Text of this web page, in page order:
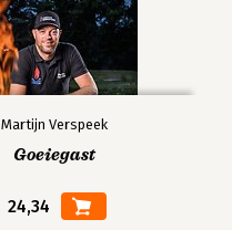
Martijn Verspeek
Goeiegast
24,34